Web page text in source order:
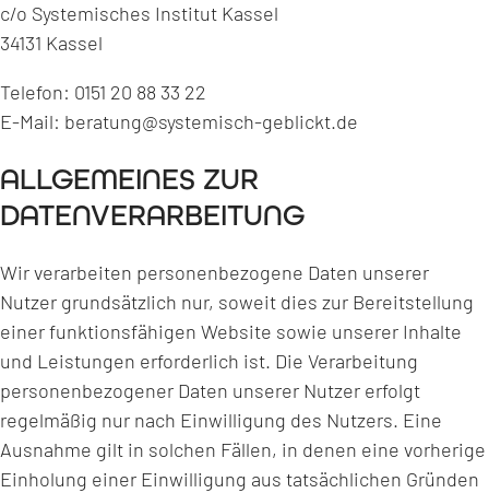
c/o Systemisches Institut Kassel
34131 Kassel
Telefon: 0151 20 88 33 22
E-Mail: beratung@systemisch-geblickt.de
ALLGEMEINES ZUR
DATENVERARBEITUNG
Wir verarbeiten personenbezogene Daten unserer
Nutzer grundsätzlich nur, soweit dies zur Bereitstellung
einer funktionsfähigen Website sowie unserer Inhalte
und Leistungen erforderlich ist. Die Verarbeitung
personenbezogener Daten unserer Nutzer erfolgt
regelmäßig nur nach Einwilligung des Nutzers. Eine
Ausnahme gilt in solchen Fällen, in denen eine vorherige
Einholung einer Einwilligung aus tatsächlichen Gründen